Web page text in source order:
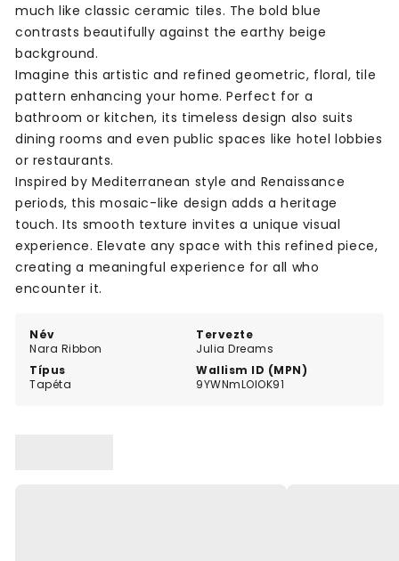
Név
Nara Ribbon
Tervezte
Julia Dreams
Típus
Tapéta
Wallism ID (MPN)
9YWNmLOlOK91
much like classic ceramic tiles. The bold blue
contrasts beautifully against the earthy beige
background.
Imagine this artistic and refined geometric, floral, tile
pattern enhancing your home. Perfect for a
bathroom or kitchen, its timeless design also suits
dining rooms and even public spaces like hotel lobbies
or restaurants.
Inspired by Mediterranean style and Renaissance
periods, this mosaic-like design adds a heritage
touch. Its smooth texture invites a unique visual
experience. Elevate any space with this refined piece,
creating a meaningful experience for all who
encounter it.